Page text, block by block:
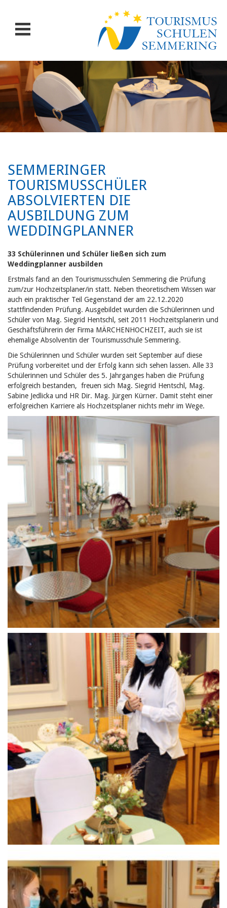
SEMMERINGER
TOURISMUSSCHÜLER
ABSOLVIERTEN DIE
AUSBILDUNG ZUM
WEDDINGPLANNER
33 Schülerinnen und Schüler ließen sich zum
Weddingplanner ausbilden
Erstmals fand an den Tourismusschulen Semmering die Prüfung
zum/zur Hochzeitsplaner/in statt. Neben theoretischem Wissen war
auch ein praktischer Teil Gegenstand der am 22.12.2020
stattfindenden Prüfung. Ausgebildet wurden die Schülerinnen und
Schüler von Mag. Siegrid Hentschl, seit 2011 Hochzeitsplanerin und
Geschäftsführerin der Firma MÄRCHENHOCHZEIT, auch sie ist
ehemalige Absolventin der Tourismusschule Semmering.
Die Schülerinnen und Schüler wurden seit September auf diese
Prüfung vorbereitet und der Erfolg kann sich sehen lassen. Alle 33
Schülerinnen und Schüler des 5. Jahrganges haben die Prüfung
erfolgreich bestanden, freuen sich Mag. Siegrid Hentschl, Mag.
Sabine Jedlicka und HR Dir. Mag. Jürgen Kürner. Damit steht einer
erfolgreichen Karriere als Hochzeitsplaner nichts mehr im Wege.